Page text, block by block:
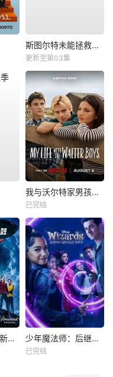
斯图尔特未能拯救宇宙
更新至第03集
我与沃尔特家男孩的生活第三季
已完结
星际迷航：奇异新世界第四季 少年魔法师：后继者第三季
已完结